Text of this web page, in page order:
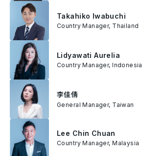
Takahiko Iwabuchi
Country Manager, Thailand
Lidyawati Aurelia
Country Manager, Indonesia
李佳倩
General Manager, Taiwan
Lee Chin Chuan
Country Manager, Malaysia